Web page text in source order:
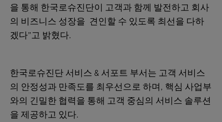
을 통해 한국로슈진단이 고객과 함께 발전하고 회사
의 비즈니스 성장을 견인할 수 있도록 최선을 다하
겠다”고 밝혔다.
한국로슈진단 서비스 & 서포트 부서는 고객 서비스
의 안정성과 만족도를 최우선으로 하며, 핵심 사업부
와의 긴밀한 협력을 통해 고객 중심의 서비스 솔루션
을 제공하고 있다.